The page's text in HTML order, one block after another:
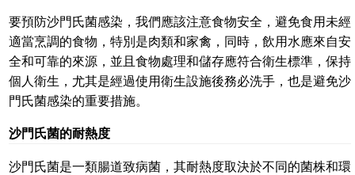
要預防沙門氏菌感染，我們應該注意食物安全，避免食用未經
適當烹調的食物，特別是肉類和家禽，同時，飲用水應來自安
全和可靠的來源，並且食物處理和儲存應符合衛生標準，保持
個人衛生，尤其是經過使用衛生設施後務必洗手，也是避免沙
門氏菌感染的重要措施。
沙門氏菌的耐熱度
沙門氏菌是一類腸道致病菌，其耐熱度取決於不同的菌株和環